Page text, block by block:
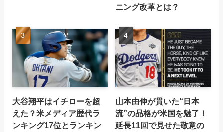
ニング改革とは？
大谷翔平はイチローを超
えた？米メディア歴代ラ
ンキング17位とランキン
山本由伸が貫いた“日本
流”の品格が米国を魅了！
延長11回で見せた敬意の